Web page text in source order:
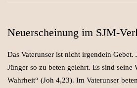
Neuerscheinung im SJM-
Das Vaterunser ist nicht irgendein Gebet.
Jünger so zu beten gelehrt. Es sind seine
Wahrheit“ (Joh 4,23). Im Vaterunser